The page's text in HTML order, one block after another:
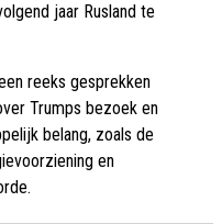
jaar Rusland te
reeks gesprekken
Trumps bezoek en
belang, zoals de
en